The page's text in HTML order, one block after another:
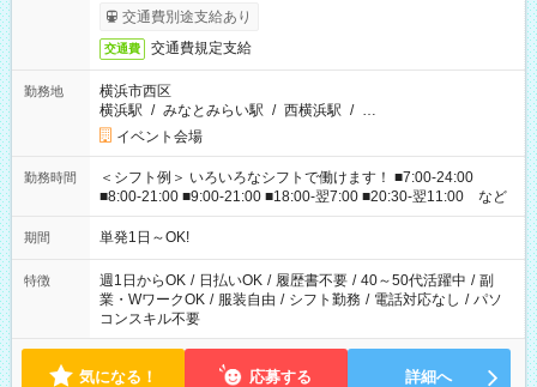
交通費別途支給あり
交通費 交通費規定支給
勤務地
横浜市西区
横浜駅 / みなとみらい駅 / 西横浜駅 / …
イベント会場
勤務時間
＜シフト例＞ いろいろなシフトで働けます！ ■7:00-24:00
■8:00-21:00 ■9:00-21:00 ■18:00-翌7:00 ■20:30-翌11:00 など
期間 単発1日～OK!
特徴 週1日からOK / 日払いOK / 履歴書不要 / 40～50代活躍中 / 副
業・WワークOK / 服装自由 / シフト勤務 / 電話対応なし / パソ
コンスキル不要
気になる！ 応募する 詳細へ